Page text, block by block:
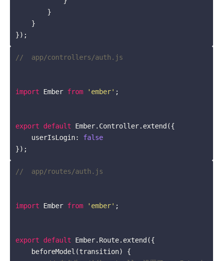
});
//  app/controllers/auth.js
import Ember from 'ember' ;
export default Ember.Controller.extend({
    userIsLogin:
false
});
//  app/routes/auth.js
import Ember from 'ember' ;
export default Ember.Route.extend({